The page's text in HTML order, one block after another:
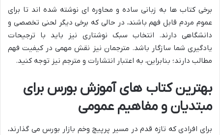
برخی کتاب ها به زبانی ساده و محاوره ای نوشته شده اند تا برای
عموم مردم قابل فهم باشند، در حالی که برخی دیگر لحنی تخصصی و
دانشگاهی دارند. انتخاب سبک نوشتاری نیز باید با ترجیحات
یادگیری شما سازگار باشد. مترجمان نیز نقش مهمی در کیفیت فهم
مطالب دارند؛ بنابراین، به اعتبار انتشارات و مترجم نیز توجه کنید.
بهترین کتاب های آموزش بورس برای
مبتدیان و مفاهیم عمومی
برای افرادی که تازه قدم در مسیر پرپیچ وخم بازار بورس می گذارند،